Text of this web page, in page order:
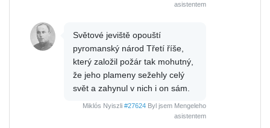
asistentem
Světové jeviště opouští
pyromanský národ Třetí říše,
který založil požár tak mohutný,
že jeho plameny sežehly celý
svět a zahynul v nich i on sám.
Miklós Nyiszli #27624 Byl jsem Mengeleho
asistentem